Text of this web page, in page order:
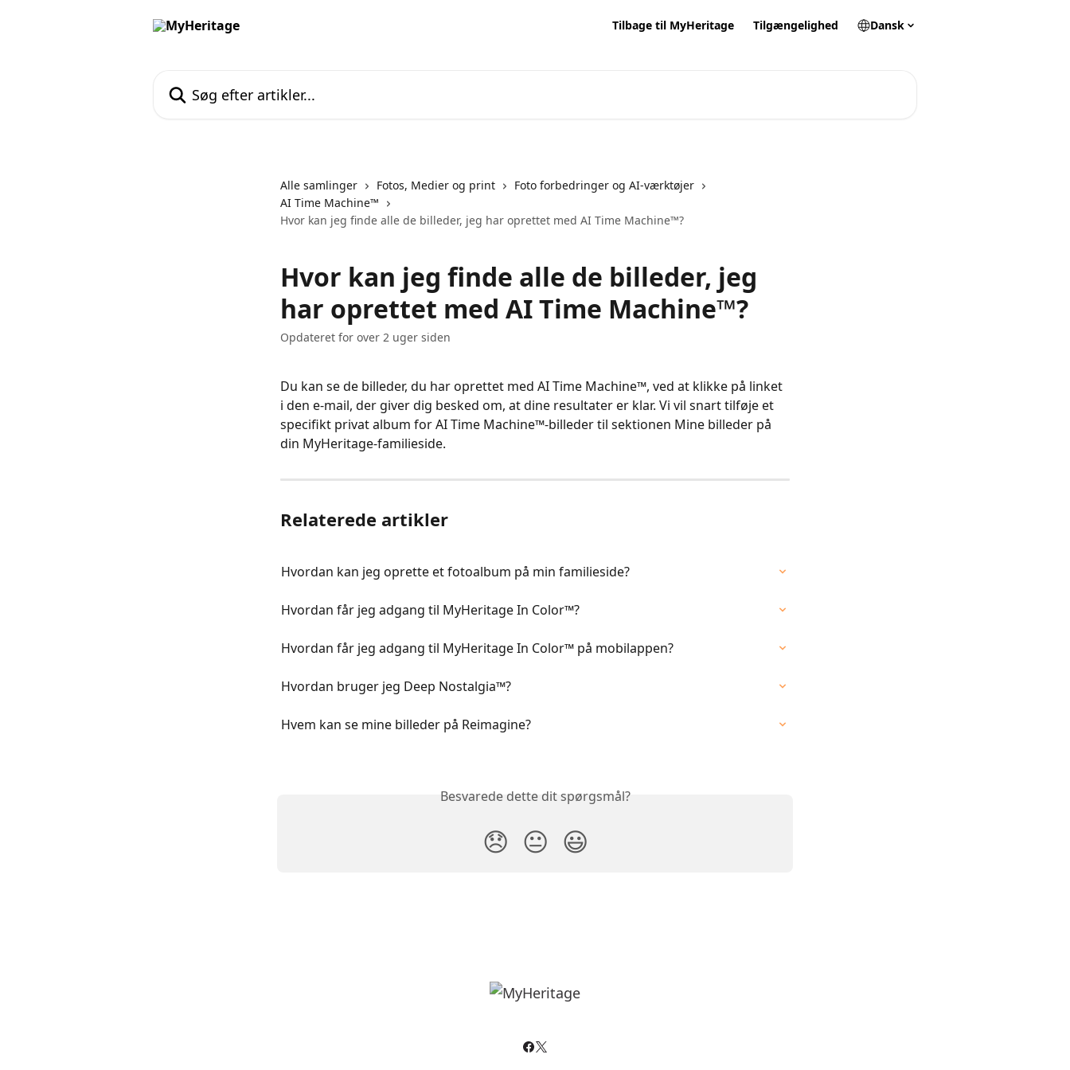
Tilbage til MyHeritage Tilgængelighed Dansk
Alle samlinger Fotos, Medier og print
Foto forbedringer og AI-værktøjer
AI Time Machine™
Hvor kan jeg finde alle de billeder, jeg har oprettet med AI Time Machine™?
Hvor kan jeg finde alle de billeder, jeg
har oprettet med AI Time Machine™?
Opdateret for over 2 uger siden
Du kan se de billeder, du har oprettet med AI Time Machine™, ved at klikke på linket
i den e-mail, der giver dig besked om, at dine resultater er klar. Vi vil snart tilføje et
specifikt privat album for AI Time Machine™-billeder til sektionen Mine billeder på
din MyHeritage-familieside.
Relaterede artikler
Hvordan kan jeg oprette et fotoalbum på min familieside?
Hvordan får jeg adgang til MyHeritage In Color™?
Hvordan får jeg adgang til MyHeritage In Color™ på mobilappen?
Hvordan bruger jeg Deep Nostalgia™?
Hvem kan se mine billeder på Reimagine?
Besvarede dette dit spørgsmål?
😞 😐 😃